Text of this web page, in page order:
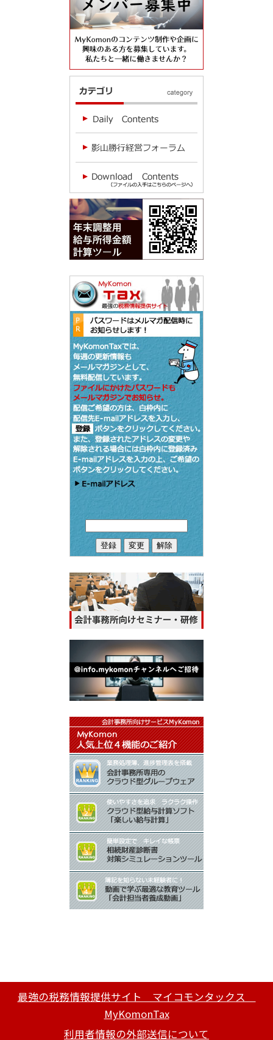
最強の税務情報提供サイト マイコモンタックス
MyKomonTax
利用者情報の外部送信について